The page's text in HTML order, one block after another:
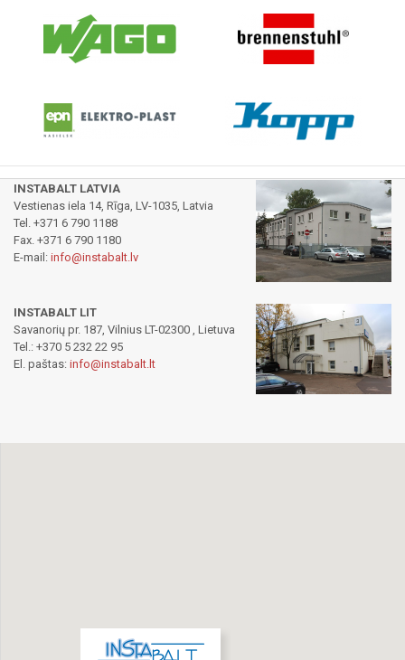
INSTABALT LATVIA
Vestienas iela 14, Rīga, LV-1035, Latvia
Tel. +371 6 790 1188
Fax. +371 6 790 1180
E-mail: info@instabalt.lv
INSTABALT LIT
Savanorių pr. 187, Vilnius LT-02300 , Lietuva
Tel.: +370 5 232 22 95
El. paštas: info@instabalt.lt